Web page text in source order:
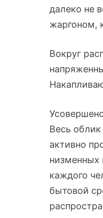
далеко не
жаргоном,
Вокруг
Весь
активно
низменных
каждого
бытовой